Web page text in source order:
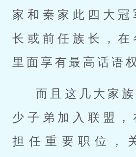
家和秦家此四大冠
长或前任族长，在
里面享有最高话语
而且这几大家
少子弟加入联盟，
担任重要职位，